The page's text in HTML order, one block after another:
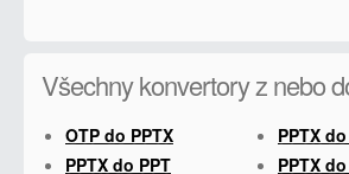
Všechny konvertory z nebo
OTP do PPTX
PPTX
PPTX do PPT
PPTX